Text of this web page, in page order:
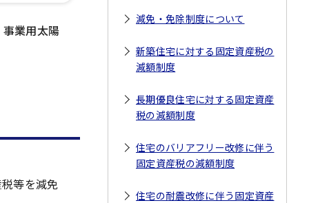
業用太陽
等を減免
減免・免除制度について
新築住宅に対する固定資産税の
減額制度
長期優良住宅に対する固定資産
税の減額制度
住宅のバリアフリー改修に伴う
固定資産税の減額制度
住宅の耐震改修に伴う固定資産